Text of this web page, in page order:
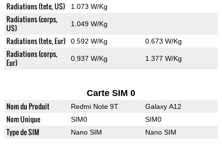
Radiations (tete, US) 1.073 W/Kg
Radiations (corps,
US)
1.049 W/Kg
Radiations (tete, Eur) 0.592 W/Kg 0.673 W/Kg
Radiations (corps,
Eur)
0.937 W/Kg 1.377 W/Kg
Carte SIM 0
Nom du Produit Redmi Note 9T Galaxy A12
Nom Unique SIM0 SIM0
Type de SIM Nano SIM Nano SIM